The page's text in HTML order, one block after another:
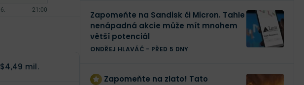
$4,49 mil.
Zapomeňte na Sandisk či Micron. Tahle
nenápadná akcie může mít mnohem
větší potenciál
ONDŘEJ HLAVÁČ - PŘED 5 DNY
Zapomeňte na zlato! Tato